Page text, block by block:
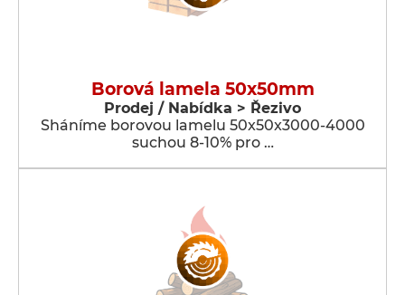
Borová lamela 50x50mm
Prodej / Nabídka > Řezivo
Sháníme borovou lamelu 50x50x3000-4000
suchou 8-10% pro …